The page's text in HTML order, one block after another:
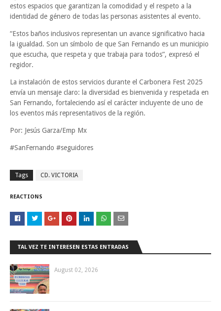
estos espacios que garantizan la comodidad y el respeto a la
identidad de género de todas las personas asistentes al evento.
“Estos baños inclusivos representan un avance significativo hacia
la igualdad. Son un símbolo de que San Fernando es un municipio
que escucha, que respeta y que trabaja para todos”, expresó el
regidor.
La instalación de estos servicios durante el Carbonera Fest 2025
envía un mensaje claro: la diversidad es bienvenida y respetada en
San Fernando, fortaleciendo así el carácter incluyente de uno de
los eventos más representativos de la región.
Por: Jesús Garza/Emp Mx
#SanFernando #seguidores
Tags CD. VICTORIA
REACTIONS
TAL VEZ TE INTERESEN ESTAS ENTRADAS
August 02, 2026